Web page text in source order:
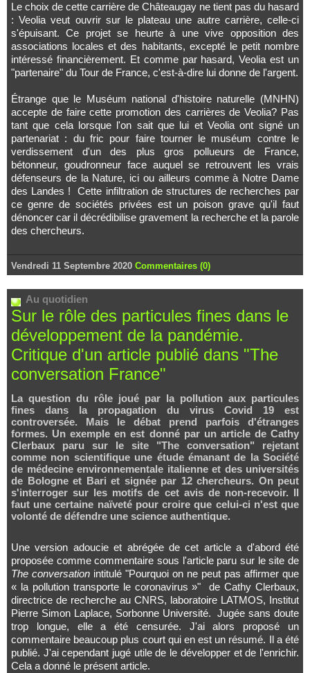
Le choix de cette carrière de Châteaugay ne tient pas du hasard
: Veolia veut ouvrir sur le plateau une autre carrière, celle-ci
s'épuisant. Ce projet se heurte à une vive opposition des
associations locales et des habitants, excepté le petit nombre
intéressé financièrement. Et comme par hasard, Veolia est un
"partenaire" du Tour de France, c'est-à-dire lui donne de l'argent.
Étrange que le Muséum national d'histoire naturelle (MNHN)
accepte de faire cette promotion des carrières de Veolia? Pas
tant que cela lorsque l'on sait que lui et Veolia ont signé un
partenariat : du fric pour faire tourner le muséum contre le
verdissement d'un des plus gros pollueurs de France,
bétonneur, goudronneur face auquel se retrouvent les vrais
défenseurs de la Nature, ici ou ailleurs comme à Notre Dame
des Landes ! Cette infiltration de structures de recherches par
ce genre de sociétés privées est un poison grave qu'il faut
dénoncer car il décrédibilise gravement la recherche et la parole
des chercheurs.
Vendredi 11 Septembre 2020 Commentaires (0)
Au quotidien
Sur le rôle des particules fines dans le
développement de la pandémie.
Critique d'un article publié dans "The
conversation France"
La question du rôle joué par la pollution aux particules
fines dans la propagation du virus Covid 19 est
controversée. Mais le débat prend parfois d'étranges
formes. Un exemple en est donné par un article de Cathy
Clerbaux paru sur le site "The conversation" rejetant
comme non scientifique une étude émanant de la Société
de médecine environnementale italienne et des universités
de Bologne et Bari et signée par 12 chercheurs. On peut
s'interroger sur les motifs de cet avis de non-recevoir. Il
faut une certaine naïveté pour croire que celui-ci n'est que
volonté de défendre une science authentique.
Une version adoucie et abrégée de cet article a d'abord été
proposée comme commentaire sous l'article paru sur le site de
The conversation intitulé "Pourquoi on ne peut pas affirmer que
« la pollution transporte le coronavirus »" de Cathy Clerbaux,
directrice de recherche au CNRS, laboratoire LATMOS, Institut
Pierre Simon Laplace, Sorbonne Université. Jugée sans doute
trop longue, elle a été censurée. J'ai alors proposé un
commentaire beaucoup plus court qui en est un résumé. Il a été
publié. J'ai cependant jugé utile de le développer et de l'enrichir.
Cela a donné le présent article.